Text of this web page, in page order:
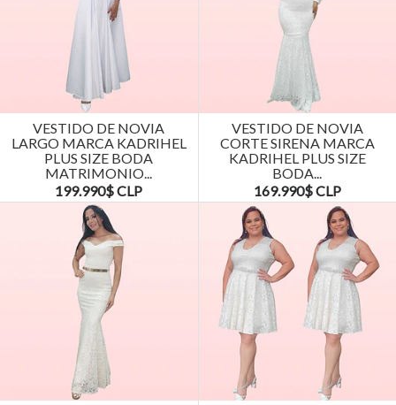
VESTIDO DE NOVIA
LARGO MARCA KADRIHEL
PLUS SIZE BODA
MATRIMONIO...
199.990$ CLP
VESTIDO DE NOVIA
CORTE SIRENA MARCA
KADRIHEL PLUS SIZE
BODA...
169.990$ CLP